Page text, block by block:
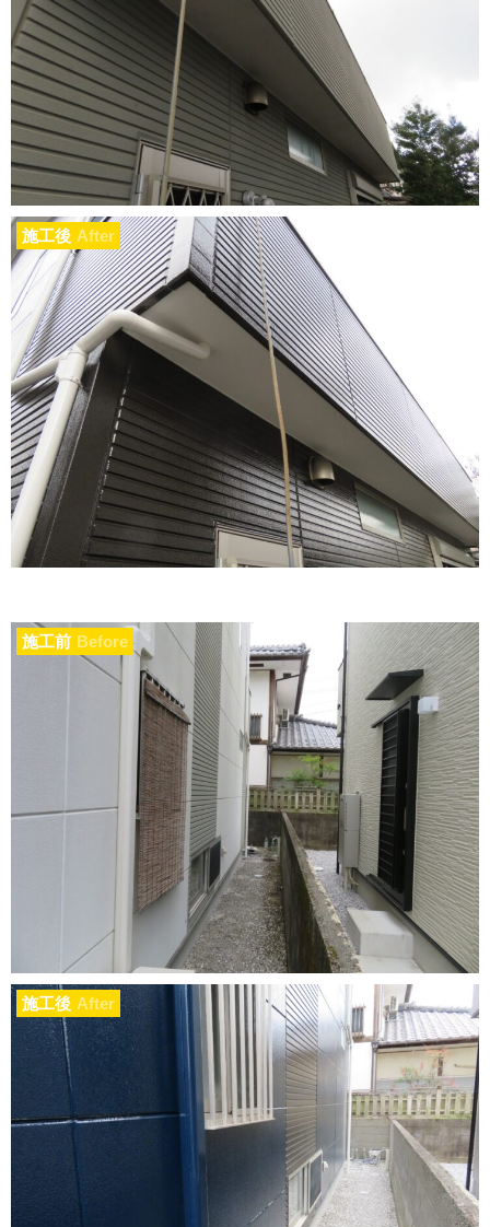
施工後 After
施工前 Before
施工後 After